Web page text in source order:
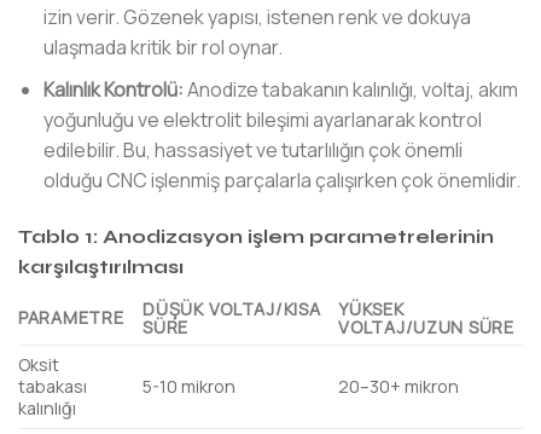
izin verir. Gözenek yapısı, istenen renk ve dokuya
ulaşmada kritik bir rol oynar.
Kalınlık Kontrolü:Anodize tabakanın kalınlığı, voltaj, akım
yoğunluğu ve elektrolit bileşimi ayarlanarak kontrol
edilebilir. Bu, hassasiyet ve tutarlılığın çok önemli
olduğu CNC işlenmiş parçalarla çalışırken çok önemlidir.
Tablo 1: Anodizasyon işlem parametrelerinin
karşılaştırılması
PARAMETRE DÜŞÜK VOLTAJ/KISA
SÜRE
YÜKSEK
VOLTAJ/UZUN SÜRE
Oksit
tabakası
kalınlığı
5-10 mikron 20–30+ mikron